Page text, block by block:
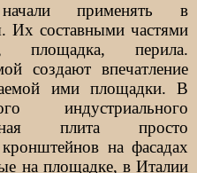
применять в
Их составными частями
площадка, перила.
создают впечатление
ими площадки. В
индустриального
плита просто
на фасадах
на площадке, в Италии